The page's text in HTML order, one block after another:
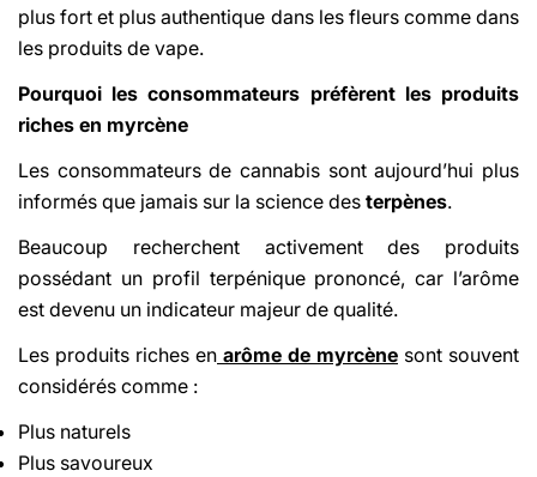
plus fort et plus authentique dans les fleurs comme dans
les produits de vape.
Pourquoi les consommateurs préfèrent les produits
riches en myrcène
Les consommateurs de cannabis sont aujourd’hui plus
informés que jamais sur la science des terpènes.
Beaucoup recherchent activement des produits
possédant un profil terpénique prononcé, car l’arôme
est devenu un indicateur majeur de qualité.
Les produits riches en arôme de myrcène sont souvent
considérés comme :
Plus naturels
Plus savoureux
Share This Article
Copy
on
Facebook
on
X
on
Pinterest